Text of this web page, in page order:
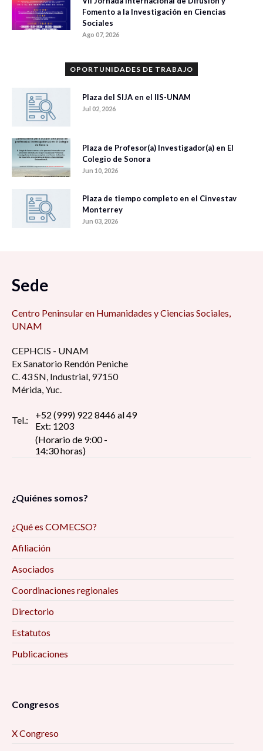
Fomento a la Investigación en Ciencias
Sociales
Ago 07, 2026
OPORTUNIDADES DE TRABAJO
Plaza del SIJA en el IIS-UNAM
Jul 02, 2026
Plaza de Profesor(a) Investigador(a) en El
Colegio de Sonora
Jun 10, 2026
Plaza de tiempo completo en el Cinvestav
Monterrey
Jun 03, 2026
Sede
Centro Peninsular en Humanidades y Ciencias Sociales,
UNAM
CEPHCIS - UNAM
Ex Sanatorio Rendón Peniche
C. 43 SN, Industrial, 97150
Mérida, Yuc.
Tel.:
+52 (999) 922 8446 al 49
Ext: 1203
(Horario de 9:00 -
14:30 horas)
¿Quiénes somos?
¿Qué es COMECSO?
Afiliación
Asociados
Coordinaciones regionales
Directorio
Estatutos
Publicaciones
Congresos
X Congreso